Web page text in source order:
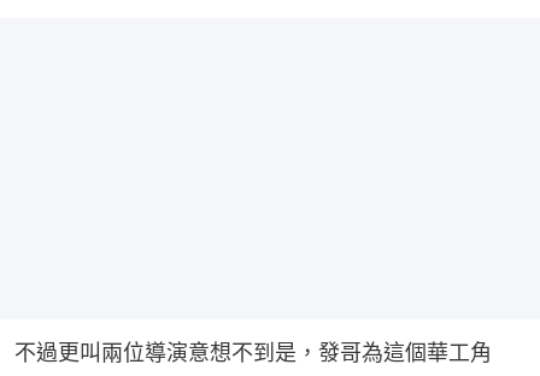
不過更叫兩位導演意想不到是，發哥為這個華工角